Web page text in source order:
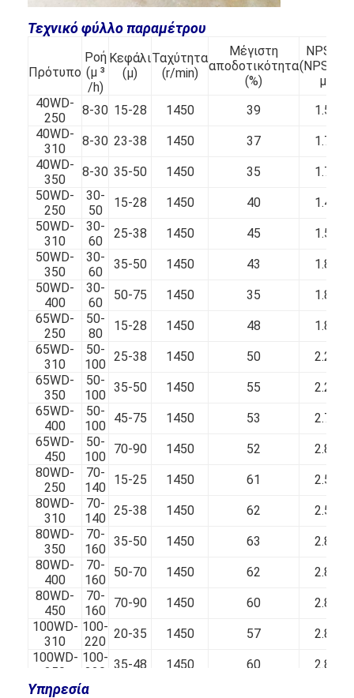
Μέρη αντλιών πηλού
Τεχνικό φύλλο παραμέτρου
Πρότυπο
Ροή
(μ ³
/h)
Κεφάλι
(μ)
Ταχύτητα
(r/min)
Μέγιστη
αποδοτικότητα
(%)
NPSH
(NPSHr)
μ
40WD-
250
8-30 15-28 1450 39
1.5
40WD-
310
8-30 23-38 1450 37
1.7
40WD-
350
8-30 35-50 1450 35
1.7
50WD-
250
30-
50
15-28 1450 40
1.4
50WD-
310
30-
60
25-38 1450 45
1.5
50WD-
350
30-
60
35-50 1450 43
1.8
50WD-
400
30-
60
50-75 1450 35
1.8
65WD-
250
50-
80
15-28 1450 48
1.8
65WD-
310
50-
100
25-38 1450 50
2.2
65WD-
350
50-
100
35-50 1450 55
2.2
65WD-
400
50-
100
45-75 1450 53
2.7
65WD-
450
50-
100
70-90 1450 52
2.8
80WD-
250
70-
140
15-25 1450 61
2.5
80WD-
310
70-
140
25-38 1450 62
2.5
80WD-
350
70-
160
35-50 1450 63
2.8
80WD-
400
70-
160
50-70 1450 62
2.8
80WD-
450
70-
160
70-90 1450 60
2.8
100WD-
310
100-
220
20-35 1450 57
2.8
100WD-
350
100-
220
35-48 1450 60
2.8
100WD- 100-
Υπηρεσία